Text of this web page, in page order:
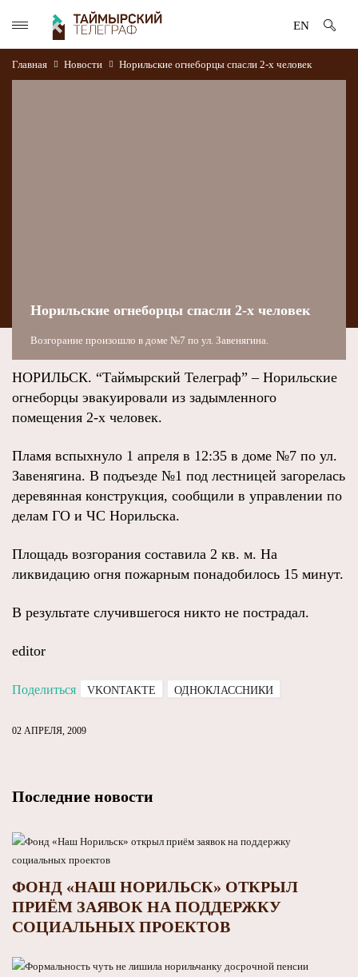
EN
Главная Новости Норильские огнеборцы спасли 2-х человек
Норильские огнеборцы спасли 2-х человек
Возгорание произошло в доме №7 по ул. Завенягина.
НОРИЛЬСК. “Таймырский Телеграф” – Норильские
огнеборцы эвакуировали из задымленного
помещения 2-х человек.
Пламя вспыхнуло 1 апреля в 12:35 в доме №7 по ул.
Завенягина. В подъезде №1 под лестницей загорелась
деревянная конструкция, сообщили в управлении по
делам ГО и ЧС Норильска.
Площадь возгорания составила 2 кв. м. На
ликвидацию огня пожарным понадобилось 15 минут.
В результате случившегося никто не пострадал.
editor
Поделиться VKONTAKTE ОДНОКЛАССНИКИ
02 АПРЕЛЯ, 2009
Последние новости
ФОНД «НАШ НОРИЛЬСК» ОТКРЫЛ
ПРИЁМ ЗАЯВОК НА ПОДДЕРЖКУ
СОЦИАЛЬНЫХ ПРОЕКТОВ